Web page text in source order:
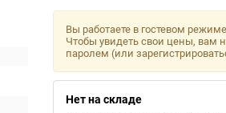
Вы работаете в гостевом
Чтобы увидеть свои цены, вам
паролем (или
Нет на складе